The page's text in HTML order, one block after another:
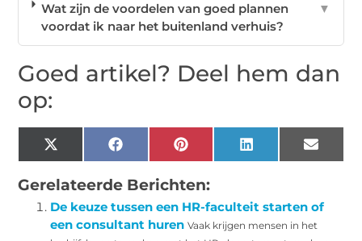
Wat zijn de voordelen van goed plannen
voordat ik naar het buitenland verhuis?
▼
Goed artikel? Deel hem dan
op:
X
(Twitter)
Facebook Pinterest LinkedIn Email
Gerelateerde Berichten:
De keuze tussen een HR-faculteit starten of
een consultant huren Vaak krijgen mensen in het